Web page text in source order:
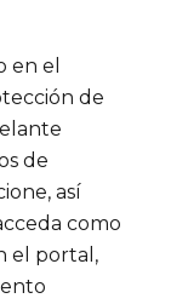
en el
de
de
así
como
el portal,